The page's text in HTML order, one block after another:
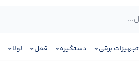
تجهیزات برقی دستگیره قفل لولا